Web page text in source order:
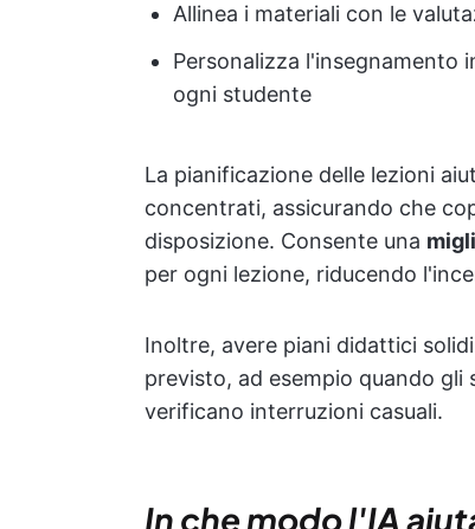
Allinea i materiali con le
Personalizza l'insegnamento
ogni studente
La pianificazione delle lezioni
concentrati, assicurando che
disposizione. Consente una
per ogni lezione, riducendo
Inoltre, avere piani didattici
previsto, ad esempio quando
verificano interruzioni casuali.
In che modo l'IA